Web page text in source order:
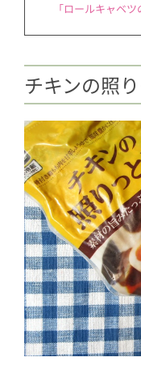
「ロールキャベ
チキンの照